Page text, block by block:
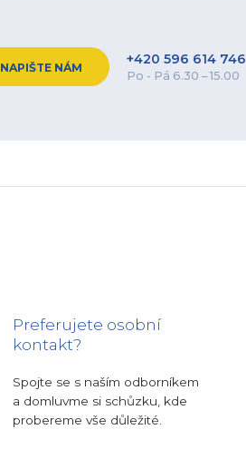
NAPIŠTE NÁM
+420 596 614 746
Po - Pá 6.30 – 15.00
Preferujete osobní
kontakt?
Spojte se s naším odborníkem
a domluvme si schůzku, kde
probereme vše důležité.